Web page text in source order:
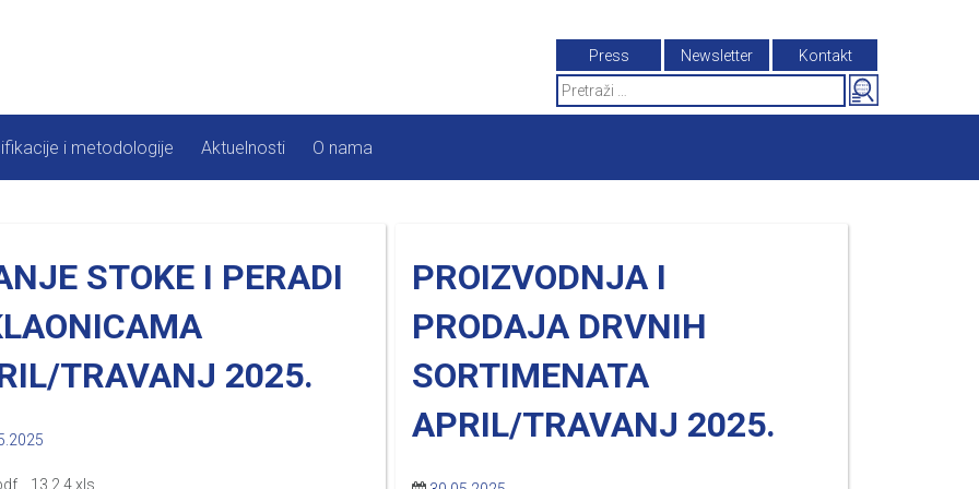
Press Newsletter
Kontakt
Search
for:
i metodologije Aktuelnosti O nama
STOKE I PERADI
TRAVANJ 2025.
13.2.4.xls
PROIZVODNJA I
PRODAJA DRVNIH
SORTIMENATA
APRIL/TRAVANJ 2025.